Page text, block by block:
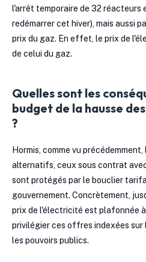
l'arrêt temporaire de 32 réacteurs
redémarrer cet hiver), mais aussi
prix du gaz. En effet, le prix de
de celui du gaz.
Quelles sont les
budget de la hausse
?
Hormis, comme vu
alternatifs, ceux sous contrat
sont protégés par le bouclier
gouvernement. Concrètement,
prix de l'électricité est plafonnée
privilégier ces offres indexées
les pouvoirs publics.